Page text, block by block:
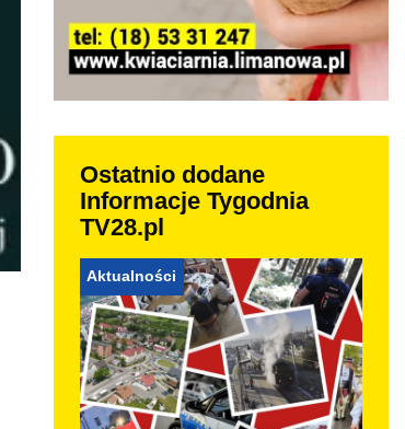
Ostatnio dodane
Informacje Tygodnia
TV28.pl
Aktualności